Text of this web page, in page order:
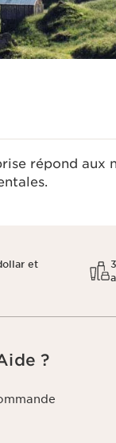
répond aux
et
?